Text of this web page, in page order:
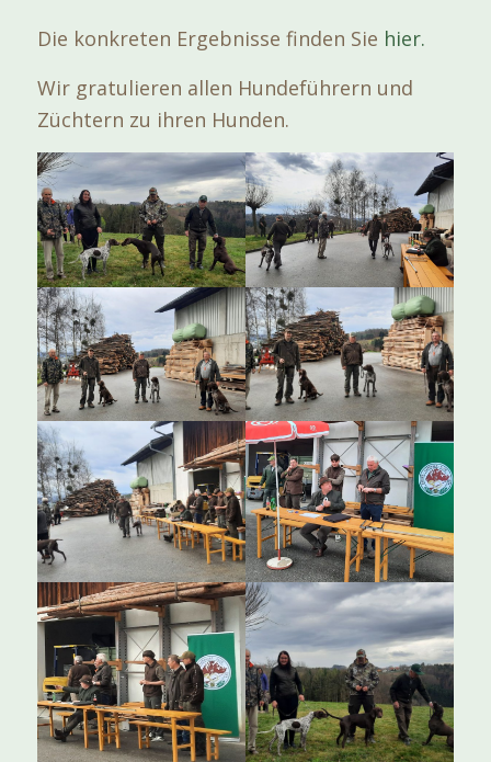
Die konkreten Ergebnisse finden Sie hier.
Wir gratulieren allen Hundeführern und
Züchtern zu ihren Hunden.